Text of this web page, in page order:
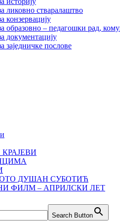
ликовно стваралаштво
конзервацију
образовно – педагошки рад,
документацију
заједничке послове
ДУШАН СУБОТИЋ
ФИЛМ – АПРИЛСКИ ЛЕТ
Search Button